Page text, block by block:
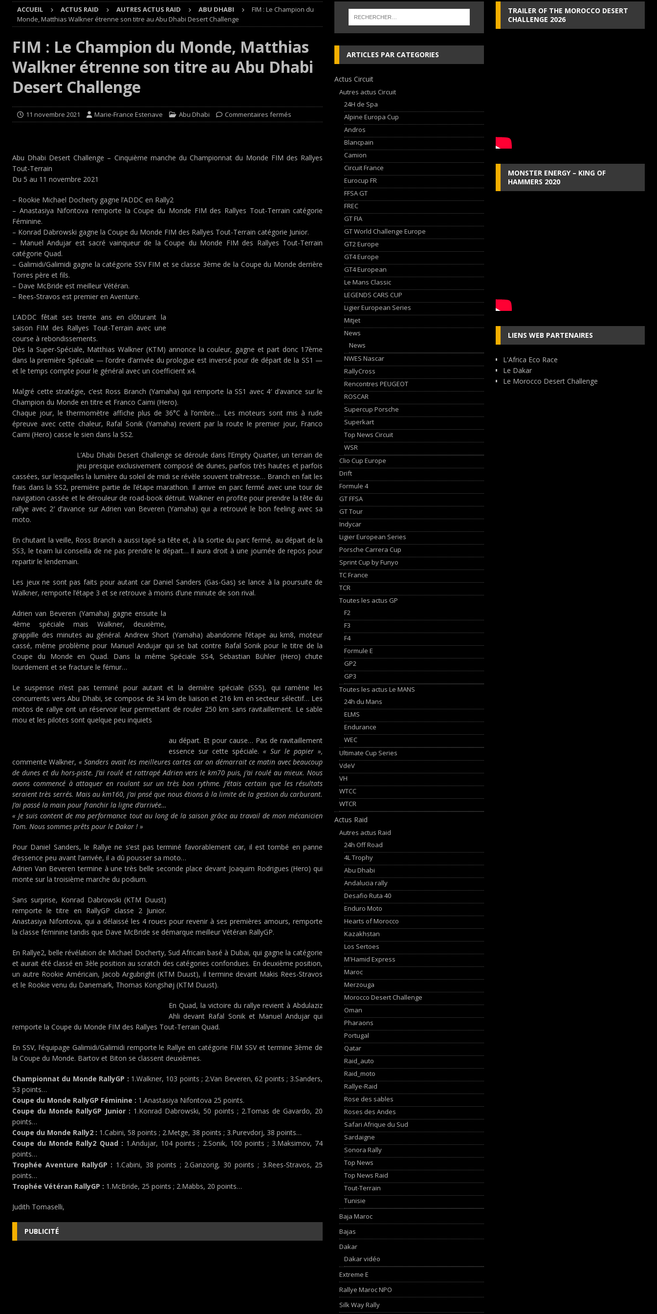
[ 4 août 2026 ]
Buggyra Organization and WINBO-DONGJIAN Automotive Technology sign strategic partnership
RALLYE-RAID
[ 4 août 2026 ] Paul Cauhaupé rejoint le cercle des vainqueurs en Porsche Carrera Cup France après son double succès à Magny-
Cours
EDITO CIRCUIT
[ 7 août 2026 ]
EDITO RAID
ACCUEIL ACTUS RAID AUTRES ACTUS RAID ABU DHABI
FIM : Le Champion du
Monde, Matthias Walkner étrenne son titre au Abu Dhabi Desert Challenge
FIM : Le Champion du Monde, Matthias
Walkner étrenne son titre au Abu Dhabi
Desert Challenge
11 novembre 2021 Marie-France Estenave Abu Dhabi Commentaires fermés
Abu Dhabi Desert Challenge – Cinquième manche du Championnat du Monde FIM des Rallyes
Tout-Terrain
Du 5 au 11 novembre 2021
– Rookie Michael Docherty gagne l’ADDC en Rally2
– Anastasiya Nifontova remporte la Coupe du Monde FIM des Rallyes Tout-Terrain catégorie
Féminine.
– Konrad Dabrowski gagne la Coupe du Monde FIM des Rallyes Tout-Terrain catégorie Junior.
– Manuel Andujar est sacré vainqueur de la Coupe du Monde FIM des Rallyes Tout-Terrain
catégorie Quad.
– Galimidi/Galimidi gagne la catégorie SSV FIM et se classe 3ème de la Coupe du Monde derrière
Torres père et fils.
– Dave McBride est meilleur Vétéran.
– Rees-Stravos est premier en Aventure.
L’ADDC fêtait ses trente ans en clôturant la
saison FIM des Rallyes Tout-Terrain avec une
course à rebondissements.
Dès la Super-Spéciale, Matthias Walkner (KTM) annonce la couleur, gagne et part donc 17ème
dans la première Spéciale — l’ordre d’arrivée du prologue est inversé pour de départ de la SS1 —
et le temps compte pour le général avec un coefficient x4.
Malgré cette stratégie, c’est Ross Branch (Yamaha) qui remporte la SS1 avec 4′ d’avance sur le
Champion du Monde en titre et Franco Caimi (Hero).
Chaque jour, le thermomètre affiche plus de 36°C à l’ombre… Les moteurs sont mis à rude
épreuve avec cette chaleur, Rafal Sonik (Yamaha) revient par la route le premier jour, Franco
Caimi (Hero) casse le sien dans la SS2.
L’Abu Dhabi Desert Challenge se déroule dans l’Empty Quarter, un terrain de
jeu presque exclusivement composé de dunes, parfois très hautes et parfois
cassées, sur lesquelles la lumière du soleil de midi se révèle souvent traîtresse… Branch en fait les
frais dans la SS2, première partie de l’étape marathon. Il arrive en parc fermé avec une tour de
navigation cassée et le dérouleur de road-book détruit. Walkner en profite pour prendre la tête du
rallye avec 2′ d’avance sur Adrien van Beveren (Yamaha) qui a retrouvé le bon feeling avec sa
moto.
En chutant la veille, Ross Branch a aussi tapé sa tête et, à la sortie du parc fermé, au départ de la
SS3, le team lui conseilla de ne pas prendre le départ… Il aura droit à une journée de repos pour
repartir le lendemain.
Les jeux ne sont pas faits pour autant car Daniel Sanders (Gas-Gas) se lance à la poursuite de
Walkner, remporte l’étape 3 et se retrouve à moins d’une minute de son rival.
Adrien van Beveren (Yamaha) gagne ensuite la
4ème spéciale mais Walkner, deuxième,
grappille des minutes au général. Andrew Short (Yamaha) abandonne l’étape au km8, moteur
cassé, même problème pour Manuel Andujar qui se bat contre Rafal Sonik pour le titre de la
Coupe du Monde en Quad. Dans la même Spéciale SS4, Sebastian Bühler (Hero) chute
lourdement et se fracture le fémur…
Le suspense n’est pas terminé pour autant et la dernière spéciale (SS5), qui ramène les
concurrents vers Abu Dhabi, se compose de 34 km de liaison et 216 km en secteur sélectif… Les
motos de rallye ont un réservoir leur permettant de rouler 250 km sans ravitaillement. Le sable
mou et les pilotes sont quelque peu inquiets
au départ. Et pour cause… Pas de ravitaillement
essence sur cette spéciale. « Sur le papier »,
commente Walkner, « Sanders avait les meilleures cartes car on démarrait ce matin avec beaucoup
de dunes et du hors-piste. J’ai roulé et rattrapé Adrien vers le km70 puis, j’ai roulé au mieux. Nous
avons commencé à attaquer en roulant sur un très bon rythme. J’étais certain que les résultats
seraient très serrés. Mais au km160, j’ai pnsé que nous étions à la limite de la gestion du carburant.
J’ai passé la main pour franchir la ligne d’arrivée…
« Je suis content de ma performance tout au long de la saison grâce au travail de mon mécanicien
Tom. Nous sommes prêts pour le Dakar ! »
Pour Daniel Sanders, le Rallye ne s’est pas terminé favorablement car, il est tombé en panne
d’essence peu avant l’arrivée, il a dû pousser sa moto…
Adrien Van Beveren termine à une très belle seconde place devant Joaquim Rodrigues (Hero) qui
monte sur la troisième marche du podium.
Sans surprise, Konrad Dabrowski (KTM Duust)
remporte le titre en RallyGP classe 2 Junior.
Anastasiya Nifontova, qui a délaissé les 4 roues pour revenir à ses premières amours, remporte
la classe féminine tandis que Dave McBride se démarque meilleur Vétéran RallyGP.
En Rallye2, belle révélation de Michael Docherty, Sud Africain basé à Dubai, qui gagne la catégorie
et aurait été classé en 3èle position au scratch des catégories confondues. En deuxième position,
un autre Rookie Américain, Jacob Argubright (KTM Duust), il termine devant Makis Rees-Stravos
et le Rookie venu du Danemark, Thomas Kongshøj (KTM Duust).
En Quad, la victoire du rallye revient à Abdulaziz
Ahli devant Rafal Sonik et Manuel Andujar qui
remporte la Coupe du Monde FIM des Rallyes Tout-Terrain Quad.
En SSV, l’équipage Galimidi/Galimidi remporte le Rallye en catégorie FIM SSV et termine 3ème de
la Coupe du Monde. Bartov et Biton se classent deuxièmes.
Championnat du Monde RallyGP : 1.Walkner, 103 points ; 2.Van Beveren, 62 points ; 3.Sanders,
53 points…
Coupe du Monde RallyGP Féminine : 1.Anastasiya Nifontova 25 points.
Coupe du Monde RallyGP Junior : 1.Konrad Dabrowski, 50 points ; 2.Tomas de Gavardo, 20
points…
Coupe du Monde Rally2 : 1.Cabini, 58 points ; 2.Metge, 38 points ; 3.Purevdorj, 38 points…
Coupe du Monde Rally2 Quad : 1.Andujar, 104 points ; 2.Sonik, 100 points ; 3.Maksimov, 74
points…
Trophée Aventure RallyGP : 1.Cabini, 38 points ; 2.Ganzorig, 30 points ; 3.Rees-Stravos, 25
points…
Trophée Vétéran RallyGP : 1.McBride, 25 points ; 2.Mabbs, 20 points…
Judith Tomaselli,
PUBLICITÉ
ARTICLES PAR CATEGORIES
Actus Circuit
Autres actus Circuit
24H de Spa
Alpine Europa Cup
Andros
Blancpain
Camion
Circuit France
Eurocup FR
FFSA GT
FREC
GT FIA
GT World Challenge Europe
GT2 Europe
GT4 Europe
GT4 European
Le Mans Classic
LEGENDS CARS CUP
Ligier European Series
Mitjet
News
News
NWES Nascar
RallyCross
Rencontres PEUGEOT
ROSCAR
Supercup Porsche
Superkart
Top News Circuit
WSR
Clio Cup Europe
Drift
Formule 4
GT FFSA
GT Tour
Indycar
Ligier European Series
Porsche Carrera Cup
Sprint Cup by Funyo
TC France
TCR
Toutes les actus GP
F2
F3
F4
Formule E
GP2
GP3
Toutes les actus Le MANS
24h du Mans
ELMS
Endurance
WEC
Ultimate Cup Series
VdeV
VH
WTCC
WTCR
Actus Raid
Autres actus Raid
24h Off Road
4L Trophy
Abu Dhabi
Andalucia rally
Desafio Ruta 40
Enduro Moto
Hearts of Morocco
Kazakhstan
Los Sertoes
M'Hamid Express
Maroc
Merzouga
Morocco Desert Challenge
Oman
Pharaons
Portugal
Qatar
Raid_auto
Raid_moto
Rallye-Raid
Rose des sables
Roses des Andes
Safari Afrique du Sud
Sardaigne
Sonora Rally
Top News
Top News Raid
Tout-Terrain
Tunisie
Baja Maroc
Bajas
Dakar
Dakar vidéo
Extreme E
Rallye Maroc NPO
Silk Way Rally
TRAILER OF THE MOROCCO DESERT
CHALLENGE 2026
MONSTER ENERGY – KING OF
HAMMERS 2020
LIENS WEB PARTENAIRES
L'Africa Eco Race
Le Dakar
Le Morocco Desert Challenge